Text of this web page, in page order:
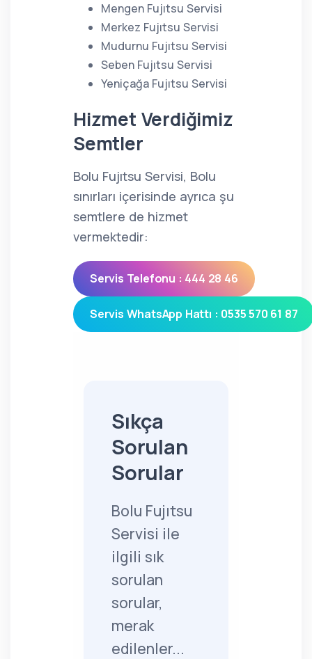
Mengen Fujıtsu Servisi
Merkez Fujıtsu Servisi
Mudurnu Fujıtsu Servisi
Seben Fujıtsu Servisi
Yeniçağa Fujıtsu Servisi
Hizmet Verdiğimiz
Semtler
Bolu Fujıtsu Servisi, Bolu
sınırları içerisinde ayrıca şu
semtlere de hizmet
vermektedir:
Servis Telefonu : 444 28 46
Servis WhatsApp Hattı : 0535 570 61 87
Sıkça
Sorulan
Sorular
Bolu Fujıtsu
Servisi ile
ilgili sık
sorulan
sorular,
merak
edilenler...